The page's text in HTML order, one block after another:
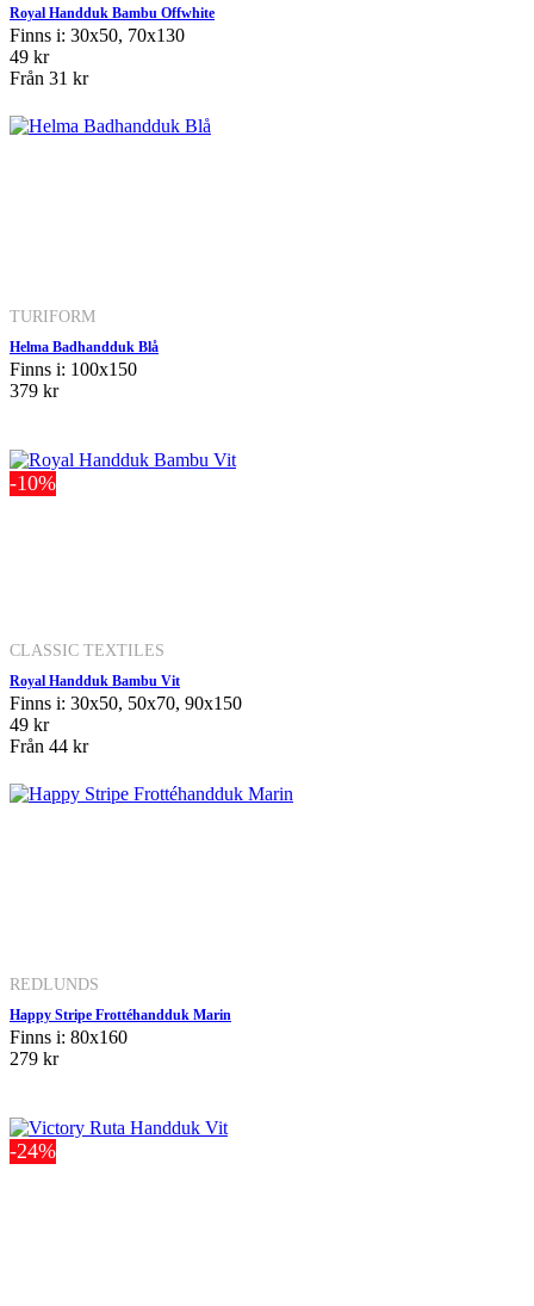
Royal Handduk Bambu Offwhite
Finns i: 30x50, 70x130
49 kr
Från 31 kr
TURIFORM
Helma Badhandduk Blå
Finns i: 100x150
379 kr
-10%
CLASSIC TEXTILES
Royal Handduk Bambu Vit
Finns i: 30x50, 50x70, 90x150
49 kr
Från 44 kr
REDLUNDS
Happy Stripe Frottéhandduk Marin
Finns i: 80x160
279 kr
-24%